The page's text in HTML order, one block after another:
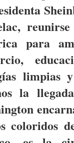
para
limpias
la
coloridos